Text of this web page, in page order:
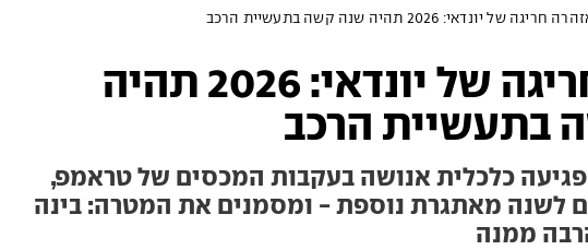
חריגה של יונדאי: 2026 תהיה שנה קשה בתעשיית הרכב
אזהרה חריגה של יונדאי: 2026 תהיה
בתעשיית הרכב
כלכלית אנושה בעקבות המכסים של טראמפ,
לשנה מאתגרת נוספת - ומסמנים את המטרה: בינה
ממנה